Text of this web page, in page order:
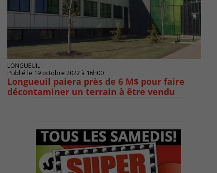
LONGUEUIL
Publié le 19 octobre 2022 à 16h00
Longueuil paiera près de 6 M$ pour faire
décontaminer un terrain à être vendu